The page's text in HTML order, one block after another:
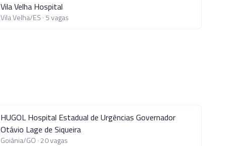
Vila Velha Hospital
Vila Velha/ES · 5 vagas
HUGOL Hospital Estadual de Urgências Governador
Otávio Lage de Siqueira
Goiânia/GO ·20vagas